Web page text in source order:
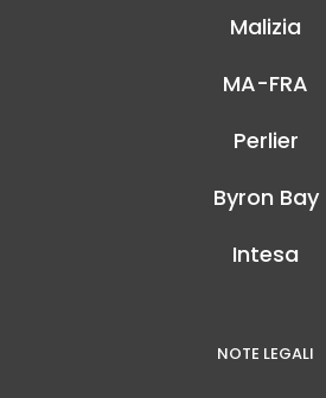
Malizia
MA-FRA
Perlier
Byron Bay
Intesa
NOTE LEGALI